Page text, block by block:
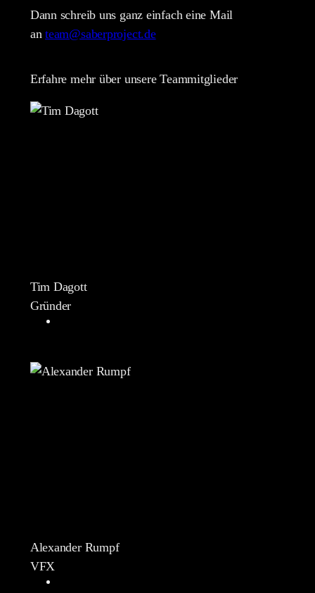
Dann schreib uns ganz einfach eine Mail
anteam@saberproject.de
Erfahre mehr über unsere Teammitglieder
Tim Dagott
Gründer
Alexander Rumpf
VFX